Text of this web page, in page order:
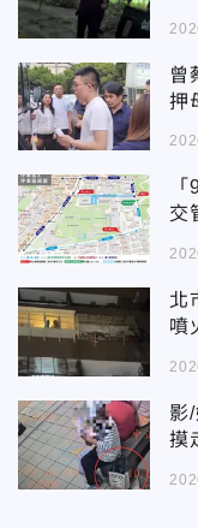
曾
押
交
北
噴
影
摸